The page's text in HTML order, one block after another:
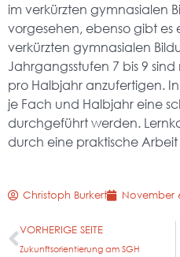
im verkürzten gymnasialen
vorgesehen, ebenso gibt es
verkürzten gymnasialen
Jahrgangsstufen 7 bis 9
pro Halbjahr anzufertigen.
je Fach und Halbjahr eine
durchgeführt werden.
durch eine praktische
Christoph Burkert November
VORHERIGE SEITE
Zukunftsorientierung am SGH